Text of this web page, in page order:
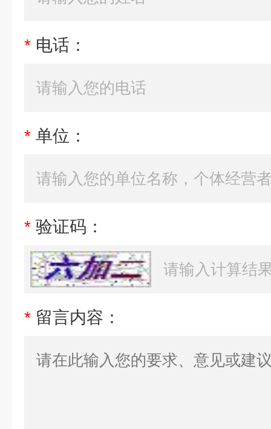
* 电话：
* 单位：
* 验证码：
* 留言内容：